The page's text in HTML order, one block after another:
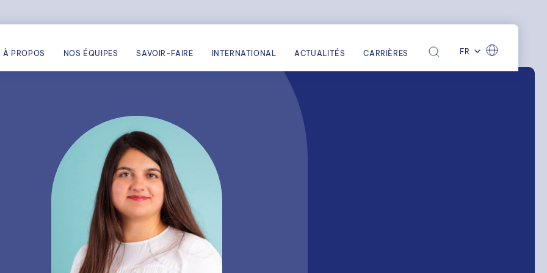
À PROPOS NOS ÉQUIPES SAVOIR-FAIRE INTERNATIONAL ACTUALITÉS CARRIÈRES FR